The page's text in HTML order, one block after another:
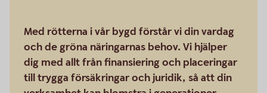
Med rötterna i vår bygd förstår vi din vardag
och de gröna näringarnas behov. Vi hjälper
dig med allt från finansiering och placeringar
till trygga försäkringar och juridik, så att din